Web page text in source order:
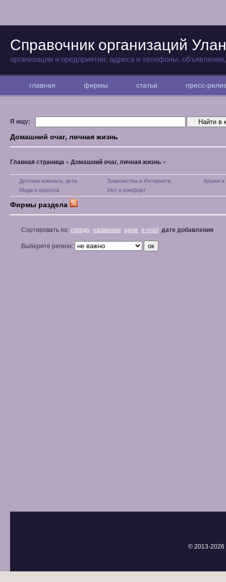
Справочник организаций
организации и предприятия, адреса и телефоны,
главная фирмы статьи пресс-
Я ищу:
Домашний очаг, личная жизнь
Главная страница Домашний очаг, личная жизнь
Детская комната, дети Знакомства в Интернете
Кошки и
Мода и красота
Уют и комфорт
Фирмы раздела
Сортировать по: городу названию цене e-mail дате добавления
Выберите регион:
© 2013-2026